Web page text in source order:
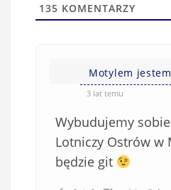
135 KOMENTARZY
Motylem jestem
3 lat temu
Wybudujemy
Lotniczy Ostrów w
będzie git